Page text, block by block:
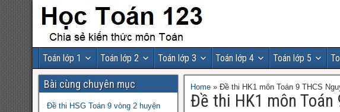
Toán lớp 1 Toán lớp 2 Toán lớp 3 Toán lớp 4 Toán lớp 5
Home» Đề thi HK1 môn Toán 9 THCS
Đề thi HK1 môn Toán
Bài cùng chuyên mục
Đề thi HSG Toán 9 vòng 2 huyện